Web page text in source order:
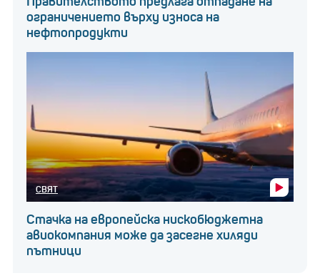
ограничението върху износа на
нефтопродукти
СВЯТ
Стачка на европейска нискобюджетна
авиокомпания може да засегне хиляди
пътници